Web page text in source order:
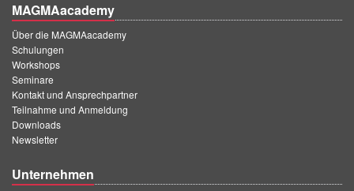
MAGMAacademy
Über die MAGMAacademy
Schulungen
Workshops
Seminare
Kontakt und Ansprechpartner
Teilnahme und Anmeldung
Downloads
Newsletter
Unternehmen